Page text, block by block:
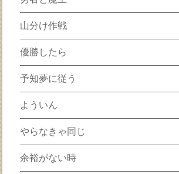
山分け作戦
優勝したら
予知夢に従う
よういん
やらなきゃ同じ
余裕がない時